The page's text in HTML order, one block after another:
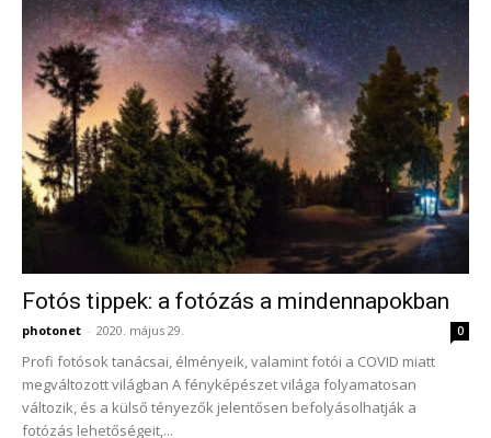
Fotós tippek: a fotózás a mindennapokban
photonet - 2020. május 29. 0
Profi fotósok tanácsai, élményeik, valamint fotói a COVID miatt
megváltozott világban A fényképészet világa folyamatosan
változik, és a külső tényezők jelentősen befolyásolhatják a
fotózás lehetőségeit,...